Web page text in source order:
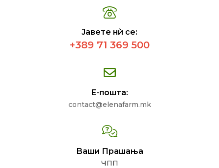
Јавете нѝ се:
+389 71 369 500
Е-пошта:
contact@elenafarm.mk
Ваши Прашања
ЧПП